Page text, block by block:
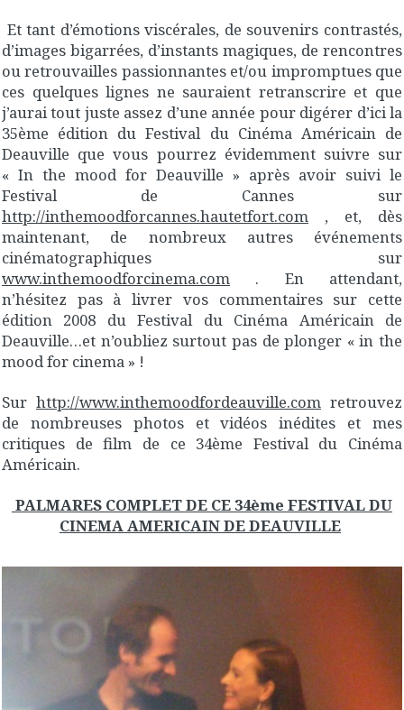
Et tant d’émotions viscérales, de souvenirs contrastés,
d’images bigarrées, d’instants magiques, de rencontres
ou retrouvailles passionnantes et/ou impromptues que
ces quelques lignes ne sauraient retranscrire et que
j’aurai tout juste assez d’une année pour digérer d’ici la
35ème édition du Festival du Cinéma Américain de
Deauville que vous pourrez évidemment suivre sur
« In the mood for Deauville » après avoir suivi le
Festival de Cannes sur
http://inthemoodforcannes.hautetfort.com , et, dès
maintenant, de nombreux autres événements
cinématographiques sur
www.inthemoodforcinema.com . En attendant,
n’hésitez pas à livrer vos commentaires sur cette
édition 2008 du Festival du Cinéma Américain de
Deauville…et n’oubliez surtout pas de plonger « in the
mood for cinema » !
Sur http://www.inthemoodfordeauville.com retrouvez
de nombreuses photos et vidéos inédites et mes
critiques de film de ce 34ème Festival du Cinéma
Américain.
PALMARES COMPLET DE CE 34ème FESTIVAL DU
CINEMA AMERICAIN DE DEAUVILLE